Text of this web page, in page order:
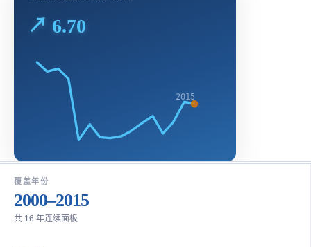
↗ 6.70
2015
覆盖年份
2000–2015
共 16 年连续面板